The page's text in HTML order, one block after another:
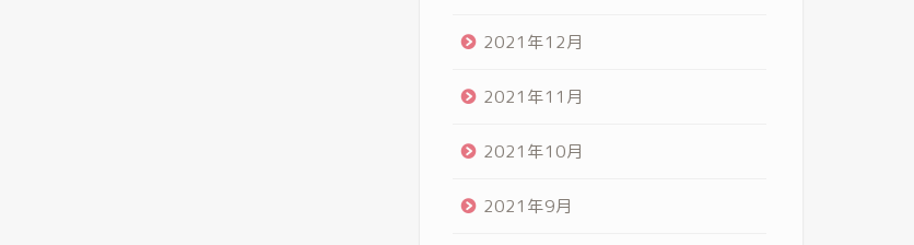
2021年12月
2021年11月
2021年10月
2021年9月